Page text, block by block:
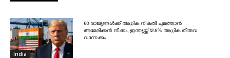
India
60 രാജ്യങ്ങൾക്ക് അധിക നികുതി ചുമത്താൻ
അമേരിക്കൻ നീക്കം, ഇന്ത്യയ്ക്ക് 12.5% അധിക തീരുവ
വന്നേക്കും